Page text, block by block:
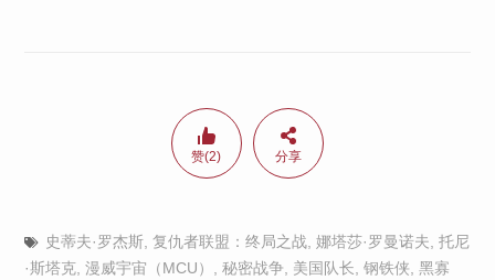
赞(2) 分享
史蒂夫·罗杰斯, 复仇者联盟：终局之战, 娜塔莎·罗曼诺夫 托尼
·斯塔克, 漫威宇宙（MCU） 秘密战争 美国队长 钢铁侠 黑寡